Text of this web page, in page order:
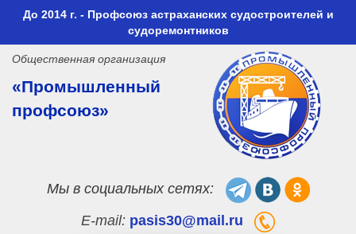
До 2014 г. - Профсоюз астраханских судостроителей и
судоремонтников
Общественная организация
«Промышленный
профсоюз»
Мы в социальных сетях:
E-mail: pasis30@mail.ru